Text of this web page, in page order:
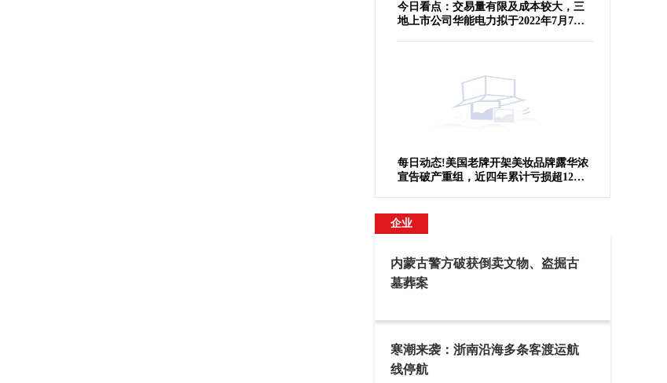
今日看点：交易量有限及成本较大，三
地上市公司华能电力拟于2022年7月7日
每日动态!美国老牌开架美妆品牌露华浓
宣告破产重组，近四年累计亏损超12亿
企业
内蒙古警方破获倒卖文物、盗掘古
墓葬案
寒潮来袭：浙南沿海多条客渡运航
线停航